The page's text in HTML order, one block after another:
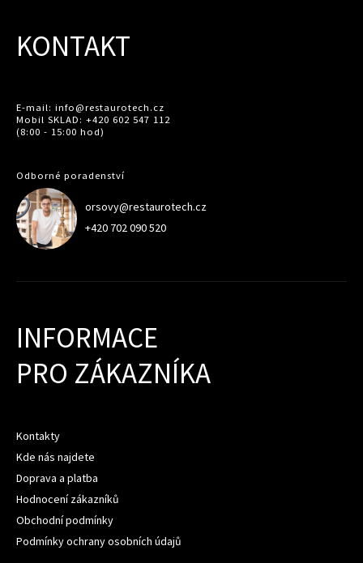
KONTAKT
E-mail: info@restaurotech.cz
Mobil SKLAD: +420 602 547 112
(8:00 - 15:00 hod)
Odborné poradenství
orsovy@restaurotech.cz
+420 702 090 520
INFORMACE
PRO ZÁKAZNÍKA
Kontakty
Kde nás najdete
Doprava a platba
Hodnocení zákazníků
Obchodní podmínky
Podmínky ochrany osobních údajů